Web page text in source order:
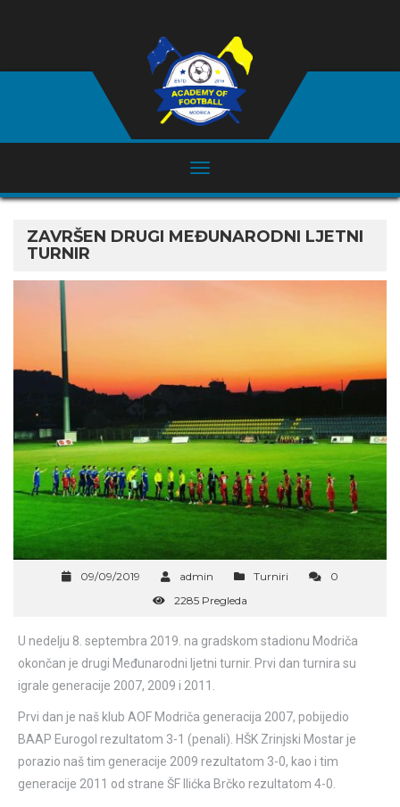
ZAVRŠEN DRUGI MEĐUNARODNI LJETNI
TURNIR
09/09/2019 admin Turniri
0
2285 Pregleda
U nedelju 8. septembra 2019. na gradskom stadionu Modriča
okončan je drugi Međunarodni ljetni turnir. Prvi dan turnira su
igrale generacije 2007, 2009 i 2011.
Prvi dan je naš klub AOF Modriča generacija 2007, pobijedio
BAAP Eurogol rezultatom 3-1 (penali). HŠK Zrinjski Mostar je
porazio naš tim generacije 2009 rezultatom 3-0, kao i tim
generacije 2011 od strane ŠF Ilićka Brčko rezultatom 4-0.